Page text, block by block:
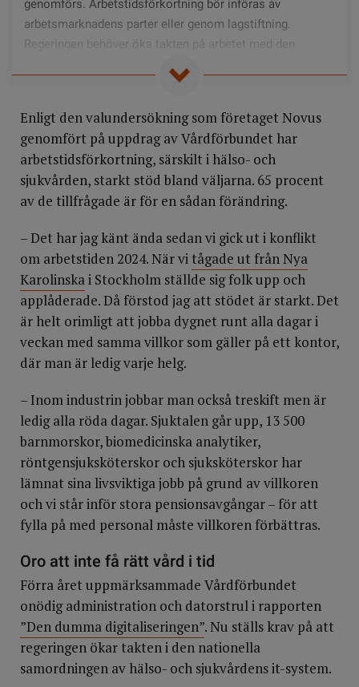
genomförs. Arbetstidsförkortning bör införas av
arbetsmarknadens parter eller genom lagstiftning.
Regeringen behöver öka takten på arbetet med den
digitala system för att minska onödig administration.
2. Nationell ledarskapsutbildning
Regeringen måste tillse att en nationell
ledarskapsutbildning införs inom hälso- och sjukvården
och omsorgen.
3.Beräkningsmodell för patientsäker bemanning
Regeringen bör ge Socialstyrelsen, eller en annan lämplig
myndighet, i uppdrag att tillsammans med vårdens
professioner ta fram en nationell modell för hur många
patienter som legitimerade barnmorskor, biomedicinska
analytiker, röntgensjuksköterskor och sjuksköterskor ska
ta emot för att möta lagens krav på en jämlik och
4. Investera långsiktigt i hälso-och sjukvården
Hälso- och sjukvården måste fungera i vardagen på ett
patientsäkert och jämlikt sätt om den ska klara framtida
kriser och eventuella framtida krig. Staten och regionerna
bör ta ett större ansvar för en långsiktig finansiering av
året runt med rätt kompetens och konkurrenskraftiga
löner.
Enligt den valundersökning som företaget Novus
genomfört på uppdrag av Vårdförbundet har
arbetstidsförkortning, särskilt i hälso- och
sjukvården, starkt stöd bland väljarna. 65 procent
av de tillfrågade är för en sådan förändring.
– Det har jag känt ända sedan vi gick ut i konflikt
om arbetstiden 2024. När vi tågade ut från Nya
Karolinskai Stockholm ställde sig folk upp och
applåderade. Då förstod jag att stödet är starkt. Det
är helt orimligt att jobba dygnet runt alla dagar i
veckan med samma villkor som gäller på ett kontor,
där man är ledig varje helg.
– Inom industrin jobbar man också treskift men är
ledig alla röda dagar. Sjuktalen går upp, 13 500
barnmorskor, biomedicinska analytiker,
röntgensjuksköterskor och sjuksköterskor har
lämnat sina livsviktiga jobb på grund av villkoren
och vi står inför stora pensionsavgångar – för att
fylla på med personal måste villkoren förbättras.
Oro att inte få rätt vård i tid
Förra året uppmärksammade Vårdförbundet
onödig administration och datorstrul i rapporten
”Den dumma digitaliseringen”. Nu ställs krav på att
regeringen ökar takten i den nationella
samordningen av hälso- och sjukvårdens it-system.